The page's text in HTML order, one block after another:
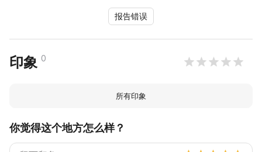
报告错误
印象 0
所有印象
你觉得这个地方怎么样？